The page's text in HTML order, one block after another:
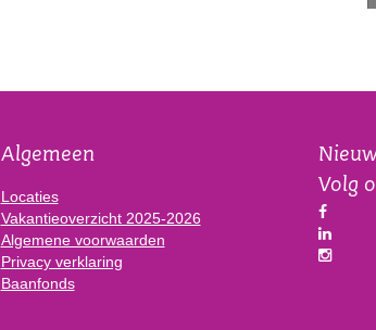
Algemeen
Locaties
Vakantieoverzicht 2025-2026
Algemene voorwaarden
Privacy verklaring
Baanfonds
Volg